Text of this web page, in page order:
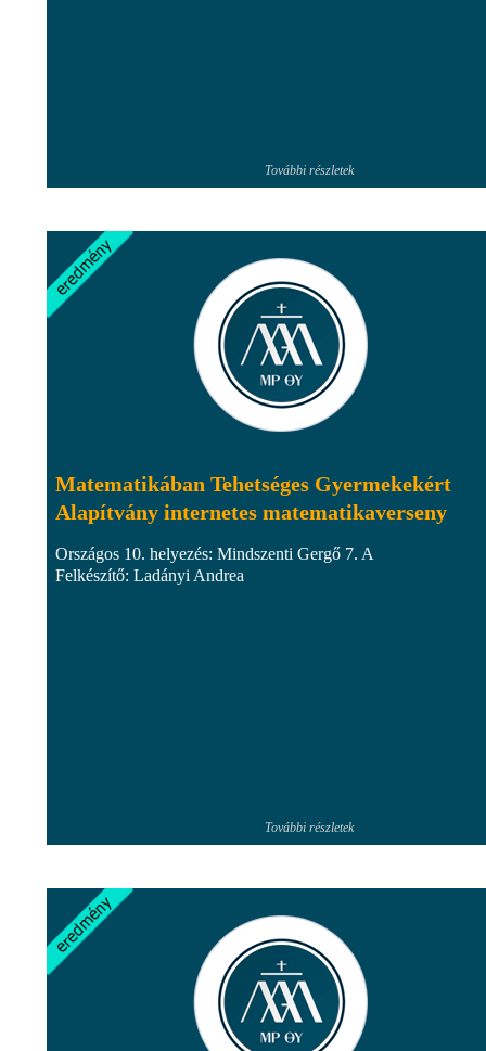
További részletek
Matematikában Tehetséges Gyermekekért
Alapítvány internetes matematikaverseny
Országos 10. helyezés: Mindszenti Gergő 7. A
Felkészítő: Ladányi Andrea
További részletek